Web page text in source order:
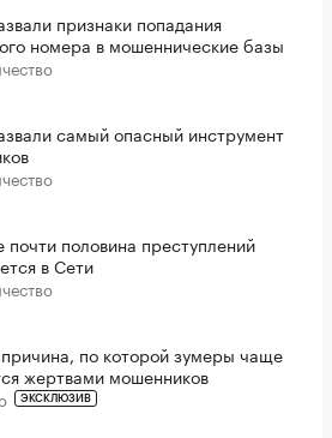
признаки попадания
номера в мошеннические базы
самый опасный инструмент
почти половина преступлений
в Сети
по которой зумеры чаще
жертвами мошенников
ЭКСКЛЮЗИВ